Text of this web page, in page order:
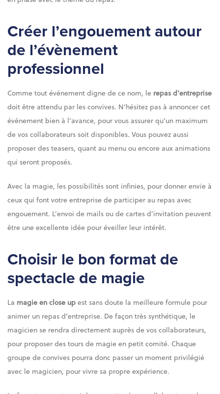
Créer l’engouement autour
de l’évènement
professionnel
Comme tout événement digne de ce nom, le repas d’entreprise
doit être attendu par les convives. N’hésitez pas à annoncer cet
événement bien à l’avance, pour vous assurer qu’un maximum
de vos collaborateurs soit disponibles. Vous pouvez aussi
proposer des teasers, quant au menu ou encore aux animations
qui seront proposés.
Avec la magie, les possibilités sont infinies, pour donner envie à
ceux qui font votre entreprise de participer au repas avec
engouement. L’envoi de mails ou de cartes d’invitation peuvent
être une excellente idée pour éveiller leur intérêt.
Choisir le bon format de
spectacle de magie
La magie en close upest sans doute la meilleure formule pour
animer un repas d’entreprise. De façon très synthétique, le
magicien se rendra directement auprès de vos collaborateurs,
pour proposer des tours de magie en petit comité. Chaque
groupe de convives pourra donc passer un moment privilégié
avec le magicien, pour vivre sa propre expérience.